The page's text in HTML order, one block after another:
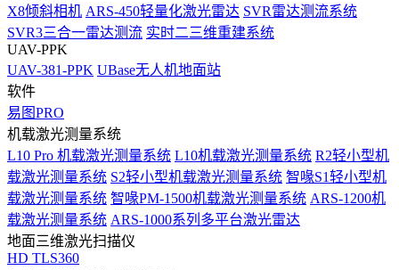
X8倾斜相机 ARS-450轻量化激光雷达 SVR雷达测流系统
SVR3三合一雷达测流 实时二三维重建系统
UAV-PPK
UAV-381-PPK UBase无人机地面站
软件
易图PRO
机载激光测量系统
L10 Pro 机载激光测量系统 L10机载激光测量系统 R2轻小型机
载激光测量系统 S2轻小型机载激光测量系统 智喙S1轻小型机
载激光测量系统 智喙PM-1500机载激光测量系统 ARS-1200机
载激光测量系统 ARS-1000系列多平台激光雷达
地面三维激光扫描仪
HD TLS360